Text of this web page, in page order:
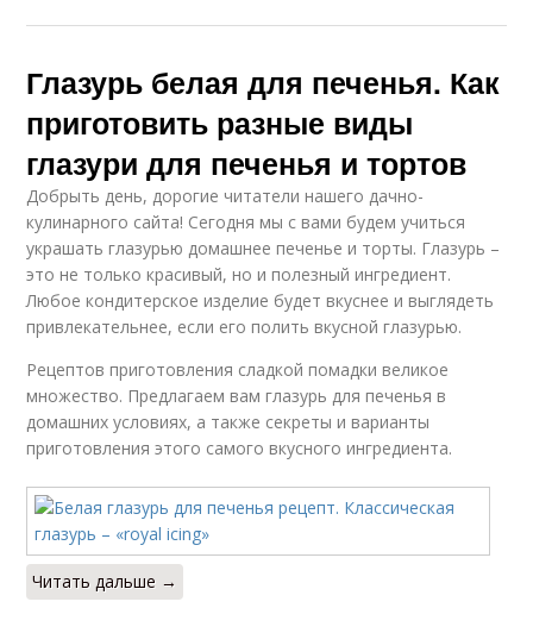
Глазурь белая для печенья. Как
приготовить разные виды
глазури для печенья и тортов
Добрыть день, дорогие читатели нашего дачно-
кулинарного сайта! Сегодня мы с вами будем учиться
украшать глазурью домашнее печенье и торты. Глазурь –
это не только красивый, но и полезный ингредиент.
Любое кондитерское изделие будет вкуснее и выглядеть
привлекательнее, если его полить вкусной глазурью.
Рецептов приготовления сладкой помадки великое
множество. Предлагаем вам глазурь для печенья в
домашних условиях, а также секреты и варианты
приготовления этого самого вкусного ингредиента.
Читать дальше →